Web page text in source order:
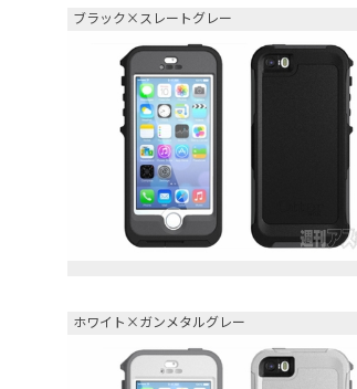
ブラック×スレートグレー
ホワイト×ガンメタルグレー